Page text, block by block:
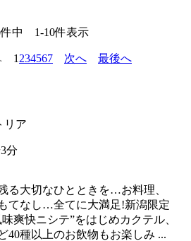
件中 1-10件表示
1 234567 次へ 最後へ
リア
分
る大切なひとときを…お料理、
てなし…全てに大満足!新潟限定
味爽快ニシテ”をはじめカクテル、
40種以上のお飲物もお楽しみ ...